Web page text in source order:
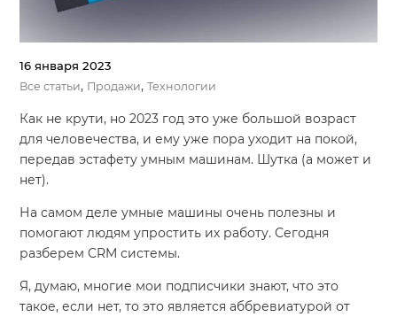
16 января 2023
Все статьи, Продажи,Технологии
Как не крути, но 2023 год это уже большой возраст
для человечества, и ему уже пора уходит на покой,
передав эстафету умным машинам. Шутка (а может и
нет).
На самом деле умные машины очень полезны и
помогают людям упростить их работу. Сегодня
разберем CRM системы.
Я, думаю, многие мои подписчики знают, что это
такое, если нет, то это является аббревиатурой от